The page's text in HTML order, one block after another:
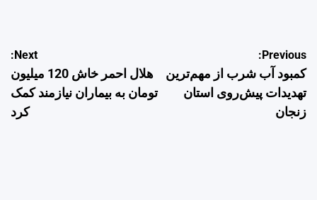
راهبری
نوشته
Previous:
کمبود آب شرب از مهم‌ترین
تهدیدات پیش‌روی استان
زنجان
Next:
هلال احمر خاش 120 میلیون
تومان به بیماران نیازمند کمک
کرد